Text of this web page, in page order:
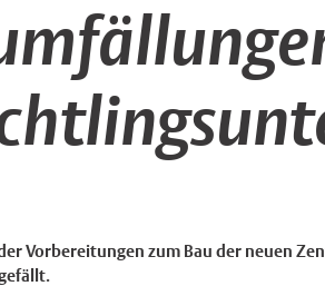
Vorbereitungen zum Bau der neuen